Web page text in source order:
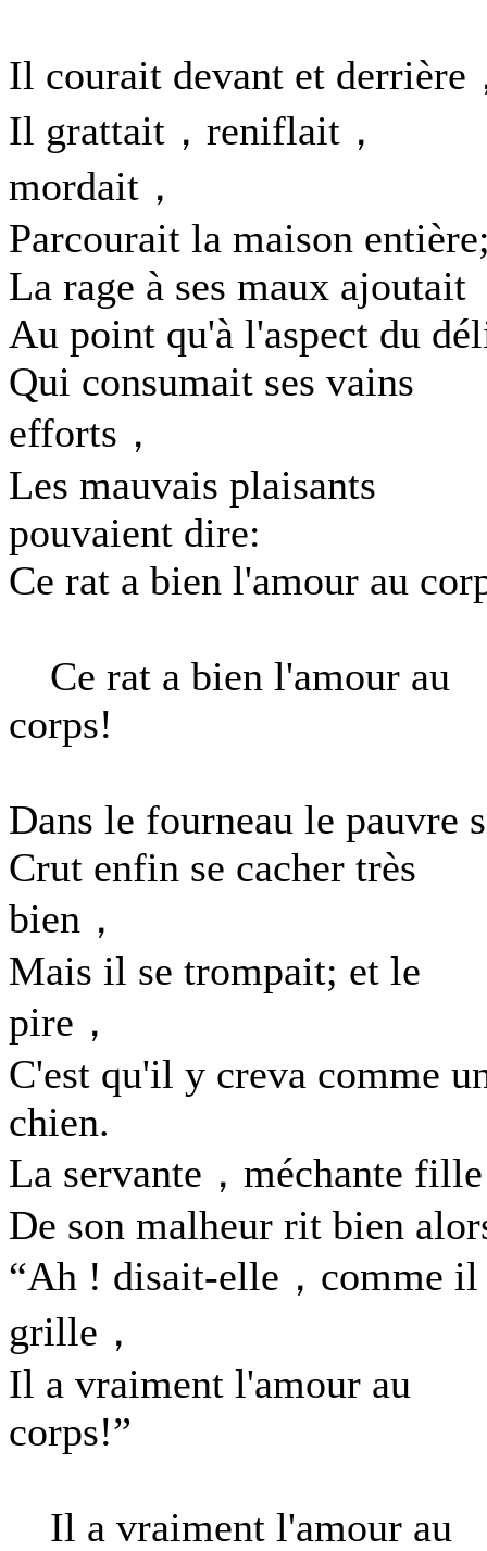
Il courait devant et derrière
Il grattait，reniflait，
mordait，
Parcourait la maison
La rage à ses maux ajoutait
Au point qu'à l'aspect du
Qui consumait ses vains
efforts，
Les mauvais plaisants
pouvaient dire:
Ce rat a bien l'amour au
Ce rat a bien l'amour au
corps!
Dans le fourneau le pauvre
Crut enfin se cacher très
bien，
Mais il se trompait; et le
pire，
C'est qu'il y creva comme
chien.
La servante，méchante
De son malheur rit bien
“Ah ! disait-elle，comme il
grille，
Il a vraiment l'amour au
corps!”
Il a vraiment l'amour au